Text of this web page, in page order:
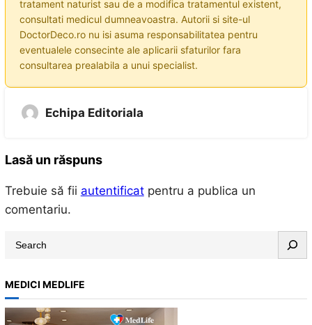
tratament naturist sau de a modifica tratamentul existent,
consultati medicul dumneavoastra. Autorii si site-ul
DoctorDeco.ro nu isi asuma responsabilitatea pentru
eventualele consecinte ale aplicarii sfaturilor fara
consultarea prealabila a unui specialist.
Echipa Editoriala
Lasă un răspuns
Trebuie să fii autentificatpentru a publica un
comentariu.
r
c
MEDICI MEDLIFE